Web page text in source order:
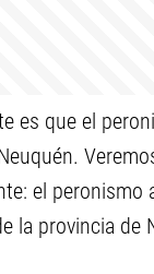
es que el
el peronismo
la provincia de